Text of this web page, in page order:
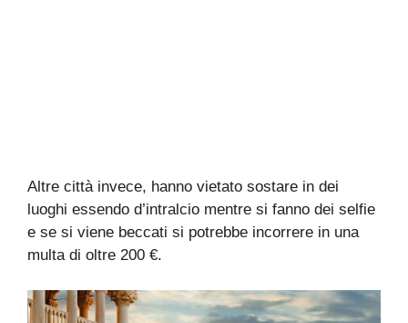
Altre città invece, hanno vietato sostare in dei
luoghi essendo d’intralcio mentre si fanno dei selfie
e se si viene beccati si potrebbe incorrere in una
multa di oltre 200 €.